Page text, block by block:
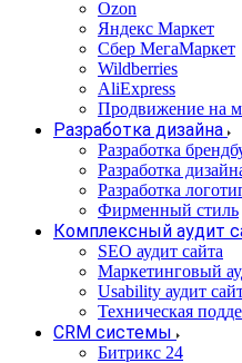
Ozon
Яндекс Маркет
Сбер МегаМаркет
Wildberries
AliExpress
Продвижение на
Разработка дизайна
Разработка
Разработка
Разработка
Фирменный стиль
Комплексный аудит
SEO аудит сайта
Маркетинговый
Usability аудит
Техническая
CRM системы
Битрикс 24